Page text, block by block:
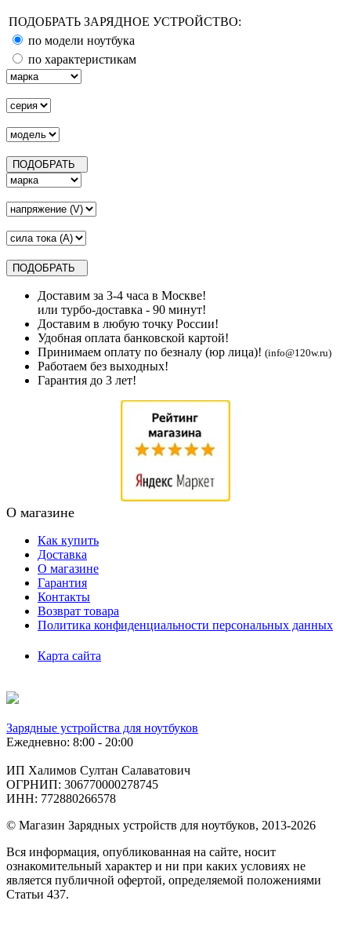
ПОДОБРАТЬ ЗАРЯДНОЕ УСТРОЙСТВО:
по модели ноутбука
по характеристикам
Доставим за 3-4 часа в Москве!
или турбо-доставка - 90 минут!
Доставим в любую точку России!
Удобная оплата банковской картой!
Принимаем оплату по безналу (юр лица)! (info@120w.ru)
Работаем без выходных!
Гарантия до 3 лет!
О магазине
Как купить
Доставка
О магазине
Гарантия
Контакты
Возврат товара
Политика конфиденциальности персональных данных
Карта сайта
Зарядные устройства для ноутбуков
Ежедневно: 8:00 - 20:00
ИП Халимов Султан Салаватович
ОГРНИП: 306770000278745
ИНН: 772880266578
© Магазин Зарядных устройств для ноутбуков, 2013-2026
Вся информация, опубликованная на сайте, носит
ознакомительный характер и ни при каких условиях не
является публичной офертой, определяемой положениями
Статьи 437.